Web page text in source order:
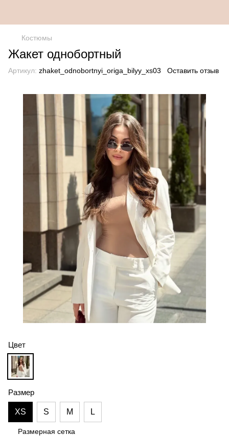
Костюмы
Жакет однобортный
Артикул: zhaket_odnobortnyi_origa_bilyy_xs03 Оставить отзыв
Цвет
Размер
XS S M L
Размерная сетка